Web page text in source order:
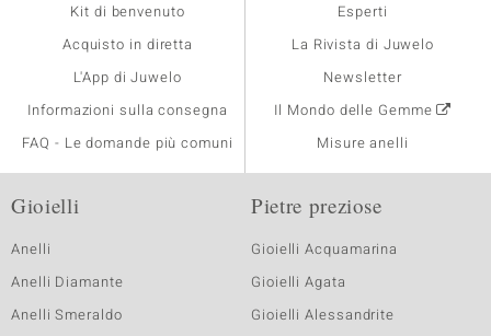
Kit di benvenuto
Acquisto in diretta
L'App di Juwelo
Informazioni sulla consegna
FAQ - Le domande più comuni
Esperti
La Rivista di Juwelo
Newsletter
Il Mondo delle Gemme
Misure anelli
Gioielli
Anelli
Anelli Diamante
Anelli Smeraldo
Pietre preziose
Gioielli Acquamarina
Gioielli Agata
Gioielli Alessandrite